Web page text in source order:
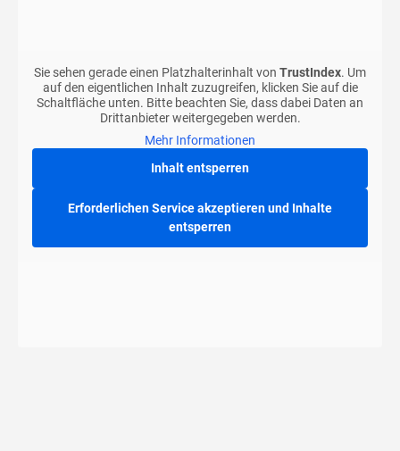
Sie sehen gerade einen Platzhalterinhalt von TrustIndex. Um
auf den eigentlichen Inhalt zuzugreifen, klicken Sie auf die
Schaltfläche unten. Bitte beachten Sie, dass dabei Daten an
Drittanbieter weitergegeben werden.
Mehr Informationen
Inhalt entsperren
Erforderlichen Service akzeptieren und Inhalte
entsperren